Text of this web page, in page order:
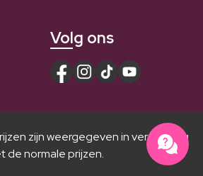
Volg ons
zijn weergegeven in vergelijking
de normale prijzen.